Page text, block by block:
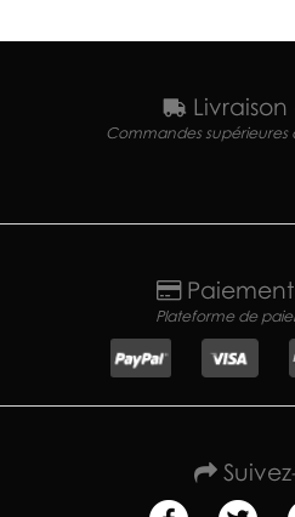
Commandes supérieures
Paiement
Plateforme de